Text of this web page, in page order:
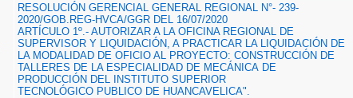
RESOLUCIÓN GERENCIAL GENERAL REGIONAL N°- 239-
2020/GOB.REG-HVCA/GGR DEL 16/07/2020
ARTÍCULO 1º.- AUTORIZAR A LA OFICINA REGIONAL DE
SUPERVISOR Y LIQUIDACIÓN, A PRACTICAR LA LIQUIDACIÓN DE
LA MODALIDAD DE OFICIO AL PROYECTO: CONSTRUCCIÓN DE
TALLERES DE LA ESPECIALIDAD DE MECÁNICA DE
PRODUCCIÓN DEL INSTITUTO SUPERIOR
TECNOLÓGICO PUBLICO DE HUANCAVELICA".